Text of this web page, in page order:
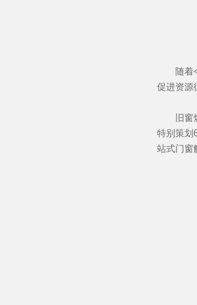
随着今
促进资源
旧窗焕
特别策划
站式门窗